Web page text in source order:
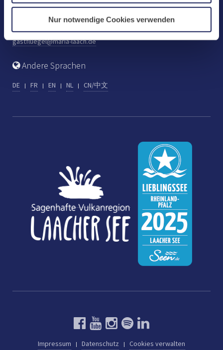
Nur notwendige Cookies verwenden
Tel: +49 (0) 2652 59-313
Fax: +49 (0) 2652 59-282
gastfluegel@maria-laach.de
Andere Sprachen
DE FR EN NL CN/中文
Impressum Datenschutz Cookies verwalten